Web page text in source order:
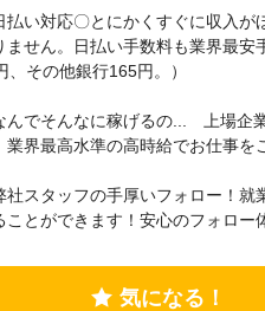
払い対応〇とにかくすぐに収入が
ません。日払い手数料も業界最
、その他銀行165円。）
んでそんなに稼げるの... 上場企
業界最高水準の高時給でお仕事を
社スタッフの手厚いフォロー！就
ことができます！安心のフォロー
気になる！